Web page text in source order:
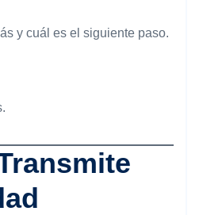
y cuál es el siguiente paso.